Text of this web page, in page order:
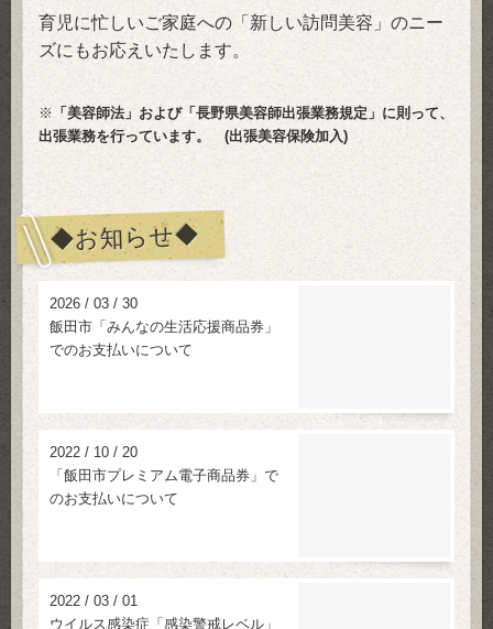
育児に忙しいご家庭への「新しい訪問美容」のニー
ズにもお応えいたします。
※ 「美容師法」および「長野県美容師出張業務規定」に則って、
出張業務を行っています。 (出張美容保険加入)
◆お知らせ◆
2026 / 03 / 30
飯田市「みんなの生活応援商品券」
でのお支払いについて
2022 / 10 / 20
「飯田市プレミアム電子商品券」で
のお支払いについて
2022 / 03 / 01
ウイルス感染症「感染警戒レベル」